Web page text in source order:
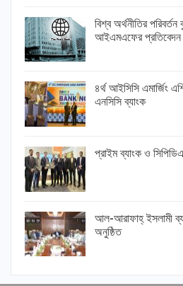
বিশ্ব অর্থনীতির
আইএমএফের প্রতিবেদন
৪র্থ আইসিসি এমার্জিং
এনসিসি ব্যাংক
প্রাইম ব্যাংক ও
আল-আরাফাহ্ ইসলামী
অনুষ্ঠিত